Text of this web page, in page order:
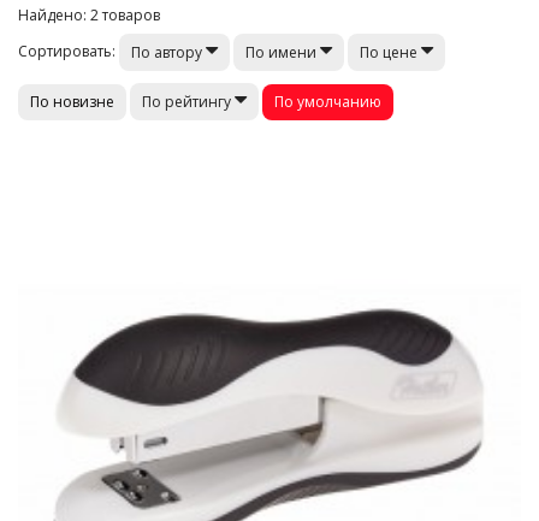
Найдено: 2 товаров
Сортировать:
По автору По имени По цене
По новизне По рейтингу По умолчанию